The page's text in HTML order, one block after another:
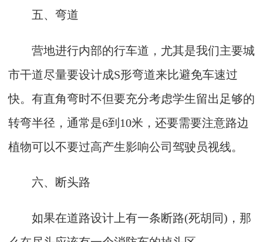
五、弯道
营地进行内部的行车道，尤其是我们主要城
市干道尽量要设计成S形弯道来比避免车速过
快。有直角弯时不但要充分考虑学生留出足够的
转弯半径，通常是6到10米，还要需要注意路边
植物可以不要过高产生影响公司驾驶员视线。
六、断头路
如果在道路设计上有一条断路(死胡同)，那